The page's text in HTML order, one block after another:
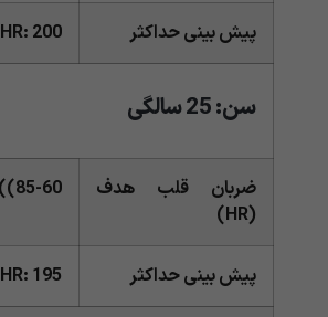
پیش بینی حداکثر HR: 200
سن: 25 سالگی
ضربان قلب هدف
(HR)
85-60)): 117 – 166
پیش بینی حداکثر HR: 195